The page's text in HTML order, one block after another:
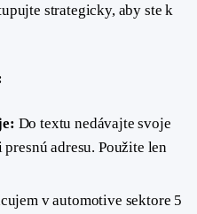
strategicky, aby ste k
Do textu nedávajte svoje
adresu. Použite len
v automotive sektore 5